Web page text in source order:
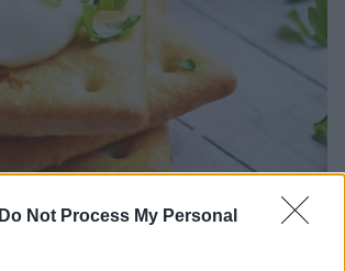
Do Not Process My Personal